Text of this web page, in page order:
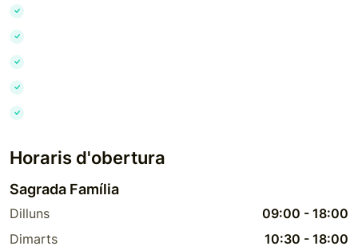
Horaris d'obertura
Sagrada Família
Dilluns 09:00 - 18:00
Dimarts
10:30 - 18:00